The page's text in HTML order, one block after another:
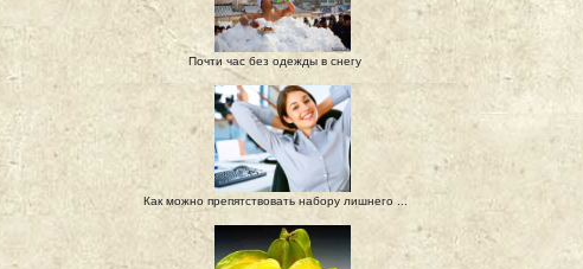
Почти час без одежды в снегу
Как можно препятствовать набору лишнего ...